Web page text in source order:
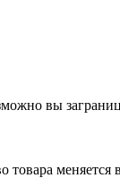
вы
товара меняется